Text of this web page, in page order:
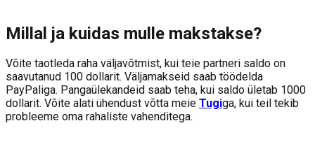
Millal ja kuidas mulle makstakse?
Võite taotleda raha väljavõtmist, kui teie partneri saldo on
saavutanud 100 dollarit. Väljamakseid saab töödelda
PayPaliga. Pangaülekandeid saab teha, kui saldo ületab 1000
dollarit. Võite alati ühendust võtta meie Tugiga, kui teil tekib
probleeme oma rahaliste vahenditega.